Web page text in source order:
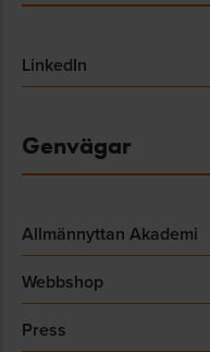
LinkedIn
Genvägar
Allmännyttan Akademi
Webbshop
Press